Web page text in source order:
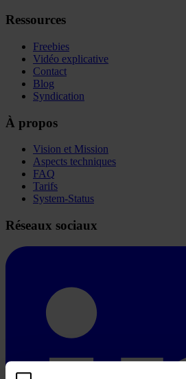
Ressources
Freebies
Vidéo explicative
Contact
Blog
Syndication
À propos
Vision et Mission
Aspects techniques
FAQ
Tarifs
System-Status
Réseaux sociaux